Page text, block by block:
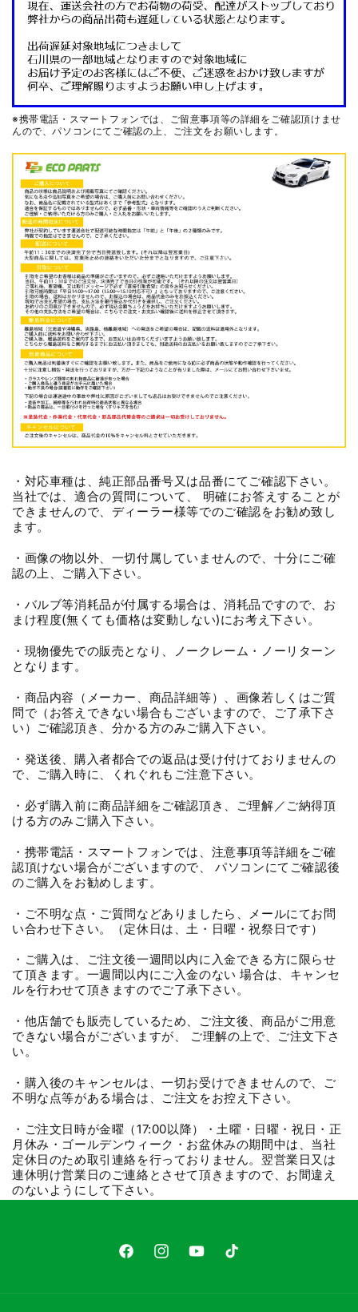
※携帯電話・スマートフォンでは、ご留意事項等の詳細をご確認頂けませ
んので、パソコンにてご確認の上、ご注文をお願いします。
・対応車種は、純正部品番号又は品番にてご確認下さい。
当社では、適合の質問について、 明確にお答えすることが
できませんので、ディーラー様等でのご確認をお勧め致し
ます。
・画像の物以外、一切付属していませんので、十分にご確
認の上、ご購入下さい。
・バルブ等消耗品が付属する場合は、消耗品ですので、お
まけ程度(無くても価格は変動しない)にお考え下さい。
・現物優先での販売となり、ノークレーム・ノーリターン
となります。
・商品内容（メーカー、商品詳細等）、画像若しくはご質
問で（お答えできない場合もございますので、ご了承下さ
い）ご確認頂き、分かる方のみご購入下さい。
・発送後、購入者都合での返品は受け付けておりませんの
で、ご購入時に、くれぐれもご注意下さい。
・必ず購入前に商品詳細をご確認頂き、ご理解／ご納得頂
ける方のみご購入下さい。
・携帯電話・スマートフォンでは、注意事項等詳細をご確
認頂けない場合がございますので、 パソコンにてご確認後
のご購入をお勧めします。
・ご不明な点・ご質問などありましたら、メールにてお問
い合わせ下さい。（定休日は、土・日曜・祝祭日です）
・ご購入は、ご注文後一週間以内に入金できる方に限らせ
て頂きます。一週間以内にご入金のない 場合は、キャンセ
ルを行わせて頂きますのでご了承下さい。
・他店舗でも販売しているため、ご注文後、商品がご用意
できない場合がございますが、 ご理解の上で、ご注文下さ
い。
・購入後のキャンセルは、一切お受けできませんので、ご
不明な点等がある場合は、ご注文をお控え下さい。
・ご注文日時が金曜（17:00以降）・土曜・日曜・祝日・正
月休み・ゴールデンウィーク・お盆休みの期間中は、当社
定休日のため取引連絡を行っておりません。翌営業日又は
連休明け営業日のご連絡とさせて頂きますので、お間違え
のないようにして下さい。
FacebookInstagramYouTubeTikTok